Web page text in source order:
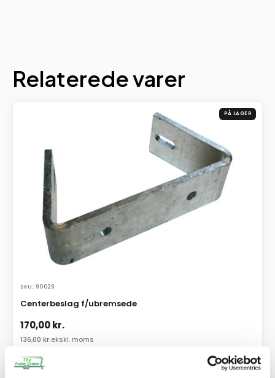
Relaterede varer
PÅ LAGER
SKU: 90029
Centerbeslag f/ubremsede
170,00kr.
136,00 kr.ekskl. moms
Afhentning og forsendelse